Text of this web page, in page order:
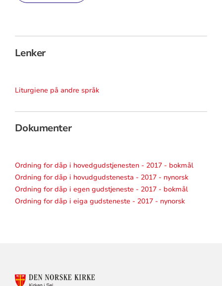
Lenker
Liturgiene på andre språk
Dokumenter
Ordning for dåp i hovedgudstjenesten - 2017 - bokmål
Ordning for dåp i hovudgudstenesta - 2017 - nynorsk
Ordning for dåp i egen gudstjeneste - 2017 - bokmål
Ordning for dåp i eiga gudsteneste - 2017 - nynorsk